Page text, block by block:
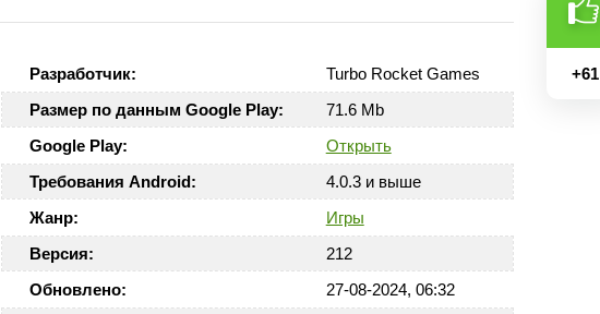
Разработчик:
Turbo Rocket Games
Размер по данным Google Play:
71.6 Mb
Google Play:
Открыть
Требования Android:
4.0.3 и выше
Жанр:
Игры
Версия:
212
Обновлено:
27-08-2024, 06:32
+61